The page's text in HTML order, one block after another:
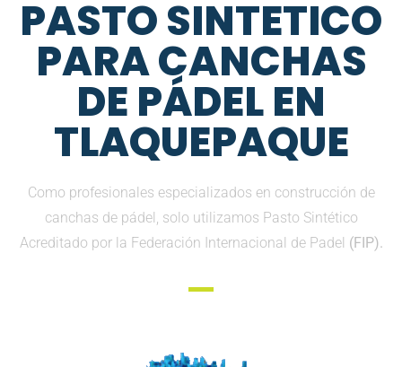
PASTO SINTETICO
PARA CANCHAS
DE PÁDEL EN
TLAQUEPAQUE
Como profesionales especializados en construcción de
canchas de pádel, solo utilizamos Pasto Sintético
Acreditado por la Federación Internacional de Padel (FIP).